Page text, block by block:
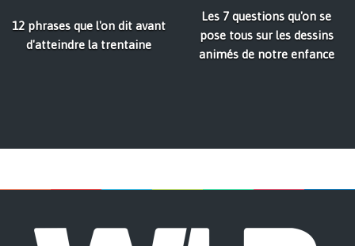
12 phrases que l'on dit avant
d'atteindre la trentaine
Les 7 questions qu'on se
pose tous sur les dessins
animés de notre enfance